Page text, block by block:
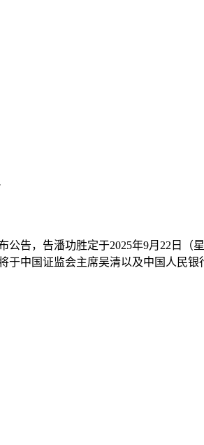
告，告潘功胜定于2025年9月22日（
中国证监会主席吴清以及中国人民